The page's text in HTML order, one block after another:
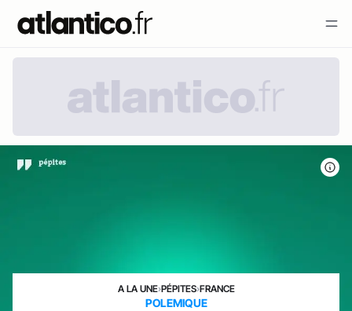
A LA UNE›PÉPITES›FRANCE
POLEMIQUE